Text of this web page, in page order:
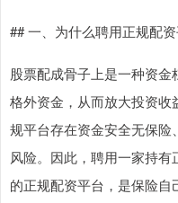
## 一、为什么聘用正规配
股票配成骨子上是一种资
格外资金，从而放大投资
规平台存在资金安全无保
风险。因此，聘用一家持
的正规配资平台，是保险自